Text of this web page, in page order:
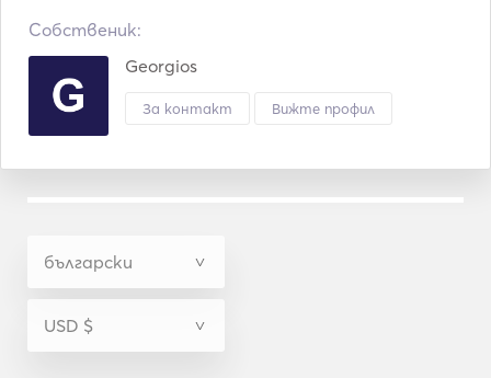
Собственик:
Georgios
За контакт Вижте профил